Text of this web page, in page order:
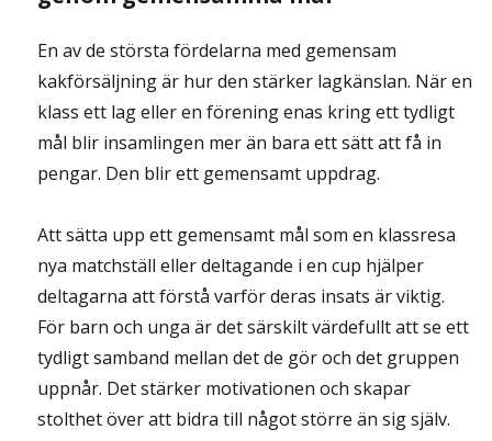
En av de största fördelarna med gemensam
kakförsäljning är hur den stärker lagkänslan. När en
klass ett lag eller en förening enas kring ett tydligt
mål blir insamlingen mer än bara ett sätt att få in
pengar. Den blir ett gemensamt uppdrag.
Att sätta upp ett gemensamt mål som en klassresa
nya matchställ eller deltagande i en cup hjälper
deltagarna att förstå varför deras insats är viktig.
För barn och unga är det särskilt värdefullt att se ett
tydligt samband mellan det de gör och det gruppen
uppnår. Det stärker motivationen och skapar
stolthet över att bidra till något större än sig själv.